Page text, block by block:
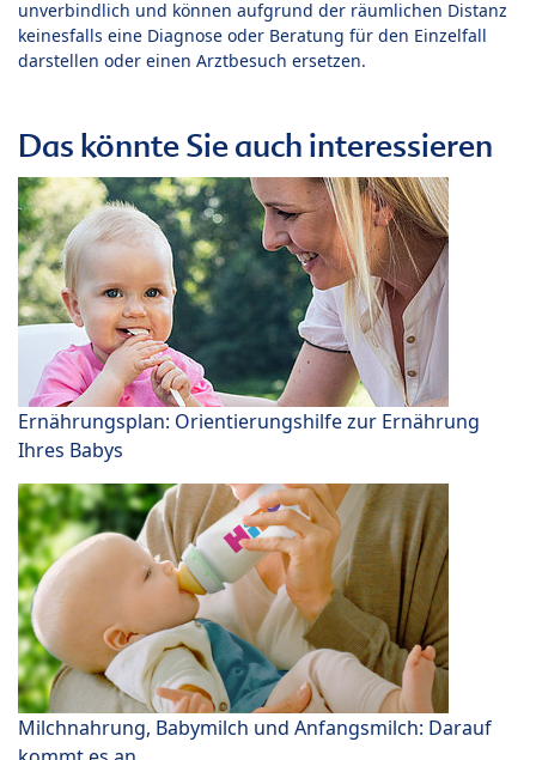
unverbindlich und können aufgrund der räumlichen Distanz
keinesfalls eine Diagnose oder Beratung für den Einzelfall
darstellen oder einen Arztbesuch ersetzen.
Das könnte Sie auch interessieren
Ernährungsplan: Orientierungshilfe zur Ernährung
Ihres Babys
Milchnahrung, Babymilch und Anfangsmilch: Darauf